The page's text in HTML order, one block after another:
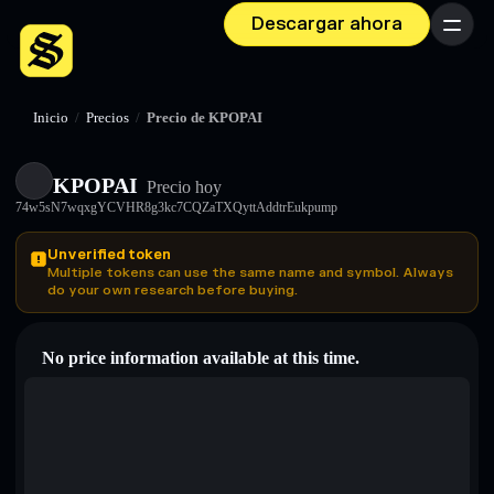
Descargar ahora Menú
Inicio / Precios / Precio de KPOPAI
KPOPAI Precio hoy
74w5sN7wqxgYCVHR8g3kc7CQZaTXQyttAddtrEukpump
Unverified token
Multiple tokens can use the same name and symbol. Always
do your own research before buying.
No price information available at this time.